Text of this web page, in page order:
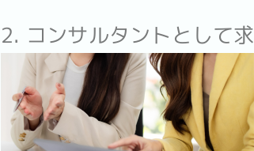
2. コンサルタントとして